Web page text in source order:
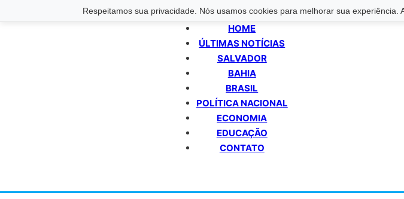
Respeitamos sua privacidade. Nós usamos cookies para melhorar sua
HOME
ÚLTIMAS NOTÍCIAS
SALVADOR
BAHIA
BRASIL
POLÍTICA NACIONAL
ECONOMIA
EDUCAÇÃO
CONTATO